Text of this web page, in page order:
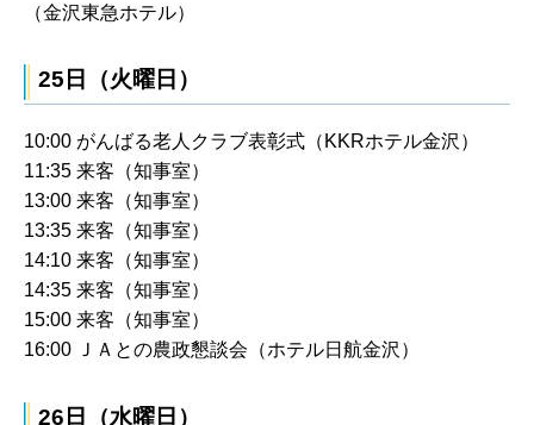
（金沢東急ホテル）
25日（火曜日）
10:00 がんばる老人クラブ表彰式（KKRホテル金沢）
11:35 来客（知事室）
13:00 来客（知事室）
13:35 来客（知事室）
14:10 来客（知事室）
14:35 来客（知事室）
15:00 来客（知事室）
16:00 ＪＡとの農政懇談会（ホテル日航金沢）
26日（水曜日）